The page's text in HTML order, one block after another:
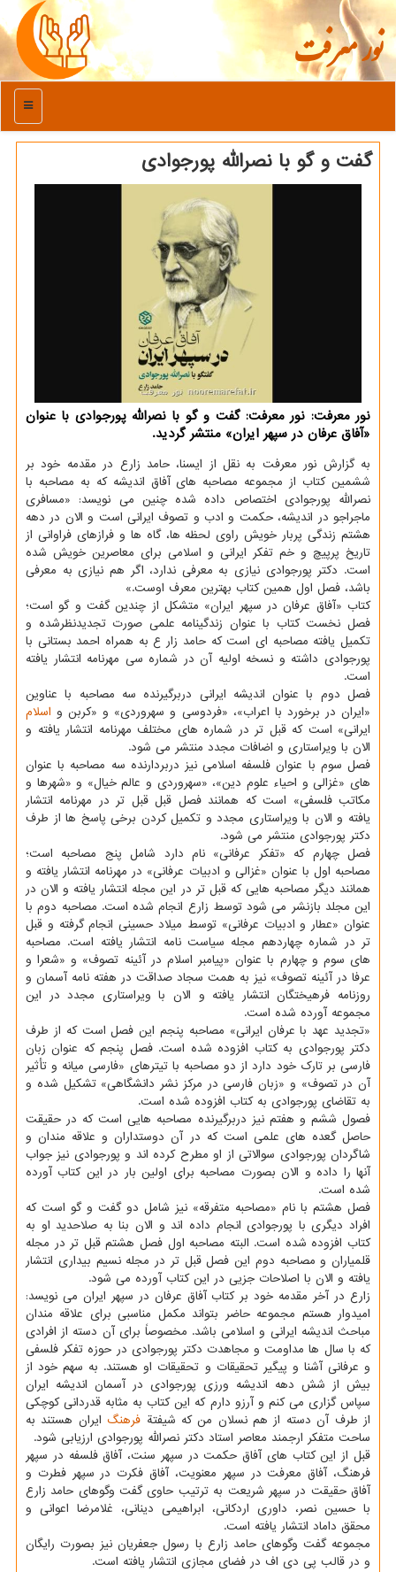
نور معرفت
منو
گفت و گو با نصرالله پورجوادی
نور معرفت: نور معرفت: گفت و گو با نصرالله پورجوادی با عنوان
«آفاق عرفان در سپهر ایران» منتشر گردید.
به گزارش نور معرفت به نقل از ایسنا، حامد زارع در مقدمه خود بر
ششمین کتاب از مجموعه مصاحبه های آفاق اندیشه که به مصاحبه با
نصرالله پورجوادی اختصاص داده شده چنین می نویسد: «مسافری
ماجراجو در اندیشه، حکمت و ادب و تصوف ایرانی است و الان در دهه
هشتم زندگی پربار خویش راوی لحظه ها، گاه ها و فرازهای فراوانی از
تاریخ پرپیچ و خم تفکر ایرانی و اسلامی برای معاصرین خویش شده
است. دکتر پورجوادی نیازی به معرفی ندارد، اگر هم نیازی به معرفی
باشد، فصل اول همین کتاب بهترین معرف اوست.»
کتاب «آفاق عرفان در سپهر ایران» متشکل از چندین گفت و گو است؛
فصل نخست کتاب با عنوان زندگینامه علمی صورت تجدیدنظرشده و
تکمیل یافته مصاحبه ای است که حامد زار ع به همراه احمد بستانی با
پورجوادی داشته و نسخه اولیه آن در شماره سی مهرنامه انتشار یافته
است.
فصل دوم با عنوان اندیشه ایرانی دربرگیرنده سه مصاحبه با عناوین
«ایران در برخورد با اعراب»، «فردوسی و سهروردی» و «کربن و اسلام
ایرانی» است که قبل تر در شماره های مختلف مهرنامه انتشار یافته و
الان با ویراستاری و اضافات مجدد منتشر می شود.
فصل سوم با عنوان فلسفه اسلامی نیز دربردارنده سه مصاحبه با عنوان
های «غزالی و احیاء علوم دین»، «سهروردی و عالم خیال» و «شهرها و
مکاتب فلسفی» است که همانند فصل قبل قبل تر در مهرنامه انتشار
یافته و الان با ویراستاری مجدد و تکمیل کردن برخی پاسخ ها از طرف
دکتر پورجوادی منتشر می شود.
فصل چهارم که «تفکر عرفانی» نام دارد شامل پنج مصاحبه است؛
مصاحبه اول با عنوان «غزالی و ادبیات عرفانی» در مهرنامه انتشار یافته و
همانند دیگر مصاحبه هایی که قبل تر در این مجله انتشار یافته و الان در
این مجلد بازنشر می شود توسط زارع انجام شده است. مصاحبه دوم با
عنوان «عطار و ادبیات عرفانی» توسط میلاد حسینی انجام گرفته و قبل
تر در شماره چهاردهم مجله سیاست نامه انتشار یافته است. مصاحبه
های سوم و چهارم با عنوان «پیامبر اسلام در آئینه تصوف» و «شعرا و
عرفا در آئینه تصوف» نیز به همت سجاد صداقت در هفته نامه آسمان و
روزنامه فرهیختگان انتشار یافته و الان با ویراستاری مجدد در این
مجموعه آورده شده است.
«تجدید عهد با عرفان ایرانی» مصاحبه پنجم این فصل است که از طرف
دکتر پورجوادی به کتاب افزوده شده است. فصل پنجم که عنوان زبان
فارسی بر تارک خود دارد از دو مصاحبه با تیترهای «فارسی میانه و تأثیر
آن در تصوف» و «زبان فارسی در مرکز نشر دانشگاهی» تشکیل شده و
به تقاضای پورجوادی به کتاب افزوده شده است.
فصول ششم و هفتم نیز دربرگیرنده مصاحبه هایی است که در حقیقت
حاصل گعده های علمی است که در آن دوستداران و علاقه مندان و
شاگردان پورجوادی سوالاتی از او مطرح کرده اند و پورجوادی نیز جواب
آنها را داده و الان بصورت مصاحبه برای اولین بار در این کتاب آورده
شده است.
فصل هشتم با نام «مصاحبه متفرقه» نیز شامل دو گفت و گو است که
افراد دیگری با پورجوادی انجام داده اند و الان بنا به صلاحدید او به
کتاب افزوده شده است. البته مصاحبه اول فصل هشتم قبل تر در مجله
قلمیاران و مصاحبه دوم این فصل قبل تر در مجله نسیم بیداری انتشار
یافته و الان با اصلاحات جزیی در این کتاب آورده می شود.
زارع در آخر مقدمه خود بر کتاب آفاق عرفان در سپهر ایران می نویسد:
امیدوار هستم مجموعه حاضر بتواند مکمل مناسبی برای علاقه مندان
مباحث اندیشه ایرانی و اسلامی باشد. مخصوصاً برای آن دسته از افرادی
که با سال ها مداومت و مجاهدت دکتر پورجوادی در حوزه تفکر فلسفی
و عرفانی آشنا و پیگیر تحقیقات و تحقیقات او هستند. به سهم خود از
بیش از شش دهه اندیشه ورزی پورجوادی در آسمان اندیشه ایران
سپاس گزاری می کنم و آرزو دارم که این کتاب به مثابه قدردانی کوچکی
از طرف آن دسته از هم نسلان من که شیفتة فرهنگ ایران هستند به
ساحت متفکر ارجمند معاصر استاد دکتر نصرالله پورجوادی ارزیابی شود.
قبل از این کتاب های آفاق حکمت در سپهر سنت، آفاق فلسفه در سپهر
فرهنگ، آفاق معرفت در سپهر معنویت، آفاق فکرت در سپهر فطرت و
آفاق حقیقت در سپهر شریعت به ترتیب حاوی گفت وگوهای حامد زارع
با حسین نصر، داوری اردکانی، ابراهیمی دینانی، غلامرضا اعوانی و
محقق داماد انتشار یافته است.
مجموعه گفت وگوهای حامد زارع با رسول جعفریان نیز بصورت رایگان
و در قالب پی دی اف در فضای مجازی انتشار یافته است.